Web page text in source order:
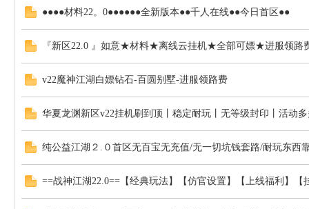
●●●●材料22。0●●●●●●全新版本●●千人在线●●今日首区●●
『新区22.0 』如意★材料★离线云挂机★全部可嫖★进服领路
v22魔神江湖白嫖钻石-百圆别墅-进服领路费
华夏龙渊新区v22挂机刷到顶丨稳定耐玩丨无等级封印丨活动
纯公益江湖２.０首区无百宝无充值/无一切坑钱套路/耐玩东西
==战神江湖22.0==【经典玩法】【仿官设置】【上线福利】